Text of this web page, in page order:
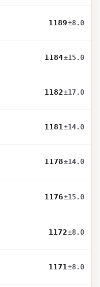
1189±8.0
1184±15.0
1182±17.0
1181±14.0
1178±14.0
1176±15.0
1172±8.0
1171±8.0